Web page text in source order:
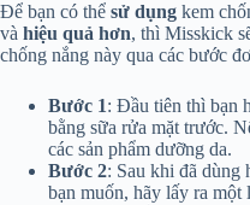
Để bạn có thể sử dụng kem
và hiệu quả hơn, thì Misskick
chống nắng này qua các bước
Bước 1: Đầu tiên thì bạn
bằng sữa rửa mặt trước.
các sản phẩm dưỡng da.
Bước 2: Sau khi đã dùng
bạn muốn, hãy lấy ra một